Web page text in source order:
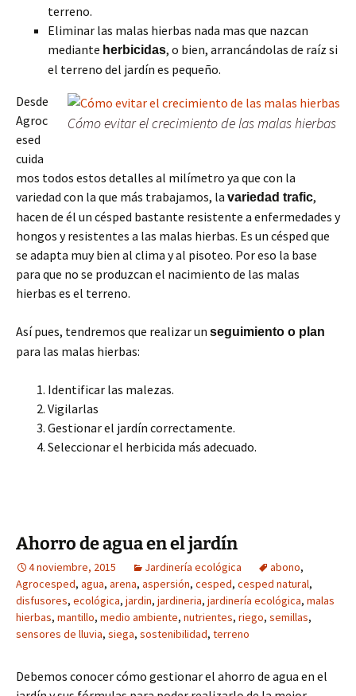
terreno.
Eliminar las malas hierbas nada mas que nazcan
mediante herbicidas, o bien, arrancándolas de raíz si
el terreno del jardín es pequeño.
Cómo evitar el crecimiento de las malas hierbas
Desde
Agroc
esed
cuida
mos todos estos detalles al milímetro ya que con la
variedad con la que más trabajamos, la variedad trafic,
hacen de él un césped bastante resistente a enfermedades y
hongos y resistentes a las malas hierbas. Es un césped que
se adapta muy bien al clima y al pisoteo. Por eso la base
para que no se produzcan el nacimiento de las malas
hierbas es el terreno.
Así pues, tendremos que realizar un seguimiento o plan
para las malas hierbas:
Identificar las malezas.
Vigilarlas
Gestionar el jardín correctamente.
Seleccionar el herbicida más adecuado.
Ahorro de agua en el jardín
4 noviembre, 2015 Jardinería ecológica abono,
Agrocesped, agua, arena, aspersión, cesped, cesped natural,
disfusores, ecológica, jardin, jardineria, jardinería ecológica, malas
hierbas, mantillo, medio ambiente, nutrientes, riego, semillas,
sensores de lluvia, siega, sostenibilidad, terreno
Debemos conocer cómo gestionar el ahorro de agua en el